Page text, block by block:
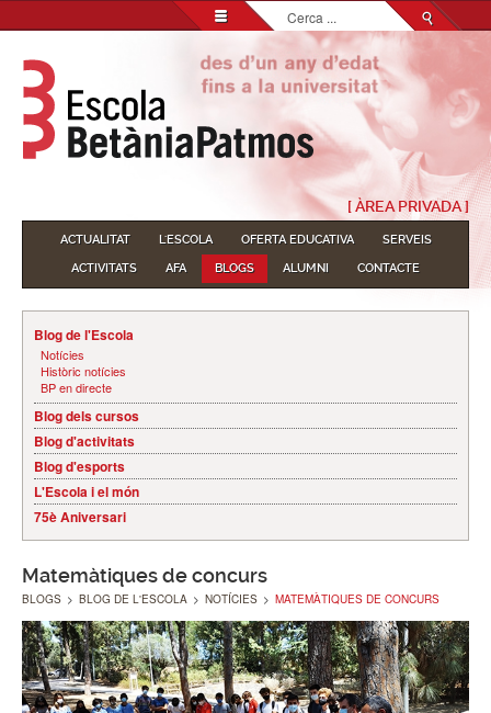
Cerca
...
[ ÀREA PRIVADA ]
ACTUALITAT L'ESCOLA OFERTA EDUCATIVA
SERVEIS
ACTIVITATS
AFA BLOGS ALUMNI CONTACTE
Blog de l'Escola
Notícies
Històric notícies
BP en directe
Blog dels cursos
Blog d'activitats
Blog d'esports
L'Escola i el món
75è Aniversari
Matemàtiques de concurs
BLOGS > BLOG DE L'ESCOLA > NOTÍCIES > MATEMÀTIQUES DE CONCURS